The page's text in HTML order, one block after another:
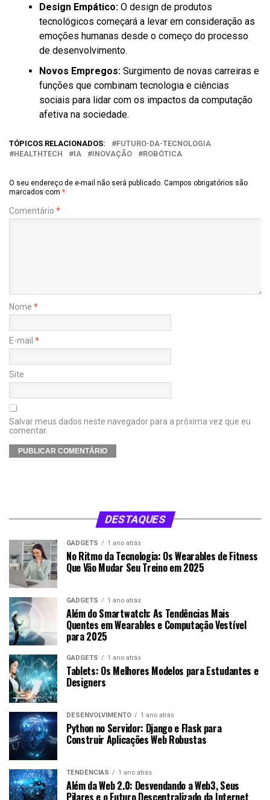
Design Empático: O design de produtos
tecnológicos começará a levar em consideração as
emoções humanas desde o começo do processo
de desenvolvimento.
Novos Empregos: Surgimento de novas carreiras e
funções que combinam tecnologia e ciências
sociais para lidar com os impactos da computação
afetiva na sociedade.
TÓPICOS RELACIONADOS:
FUTURO-DA-TECNOLOGIA
HEALTHTECH
IA INOVAÇÃO ROBÓTICA
O seu endereço de e-mail não será publicado. Campos obrigatórios são
marcados com *
Comentário *
Nome *
E-mail *
Site
Salvar meus dados neste navegador para a próxima vez que eu
comentar.
DESTAQUES
GADGETS 1 ano atrás
No Ritmo da Tecnologia: Os Wearables de Fitness
Que Vão Mudar Seu Treino em 2025
GADGETS 1 ano atrás
Além do Smartwatch: As Tendências Mais
Quentes em Wearables e Computação Vestível
para 2025
GADGETS 1 ano atrás
Tablets: Os Melhores Modelos para Estudantes e
Designers
DESENVOLVIMENTO 1 ano atrás
Python no Servidor: Django e Flask para
Construir Aplicações Web Robustas
TENDÊNCIAS 1 ano atrás
Além da Web 2.0: Desvendando a Web3, Seus
Pilares e o Futuro Descentralizado da Internet